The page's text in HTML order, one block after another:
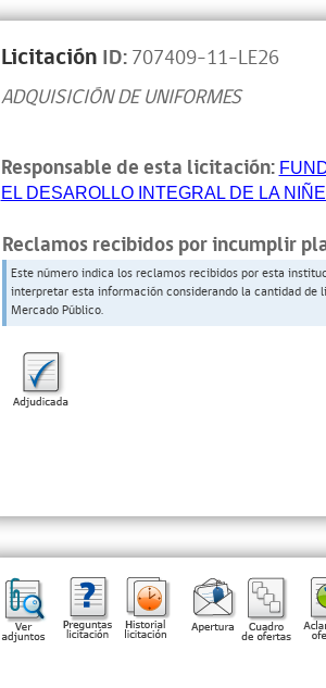
Licitación ID:707409-11-LE26
ADQUISICIÓN DE UNIFORMES
Responsable de esta licitación:
EL DESAROLLO INTEGRAL DE LA
Reclamos recibidos por incumplir
Este número indica los reclamos recibidos por esta
interpretar esta información considerando la cantidad
Mercado Público.